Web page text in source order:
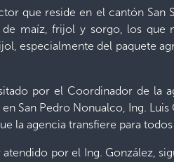
que reside en el cantón
maíz, frijol y sorgo, los
especialmente del paquete
por el Coordinador de la
en San Pedro Nonualco, Ing.
la agencia transfiere para
por el Ing. González,